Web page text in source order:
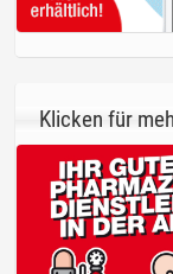
Klicken für